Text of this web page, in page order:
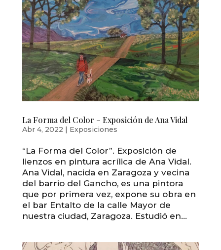
La Forma del Color – Exposición de Ana Vidal
Abr 4, 2022 | Exposiciones
“La Forma del Color”. Exposición de
lienzos en pintura acrílica de Ana Vidal.
Ana Vidal, nacida en Zaragoza y vecina
del barrio del Gancho, es una pintora
que por primera vez, expone su obra en
el bar Entalto de la calle Mayor de
nuestra ciudad, Zaragoza. Estudió en...